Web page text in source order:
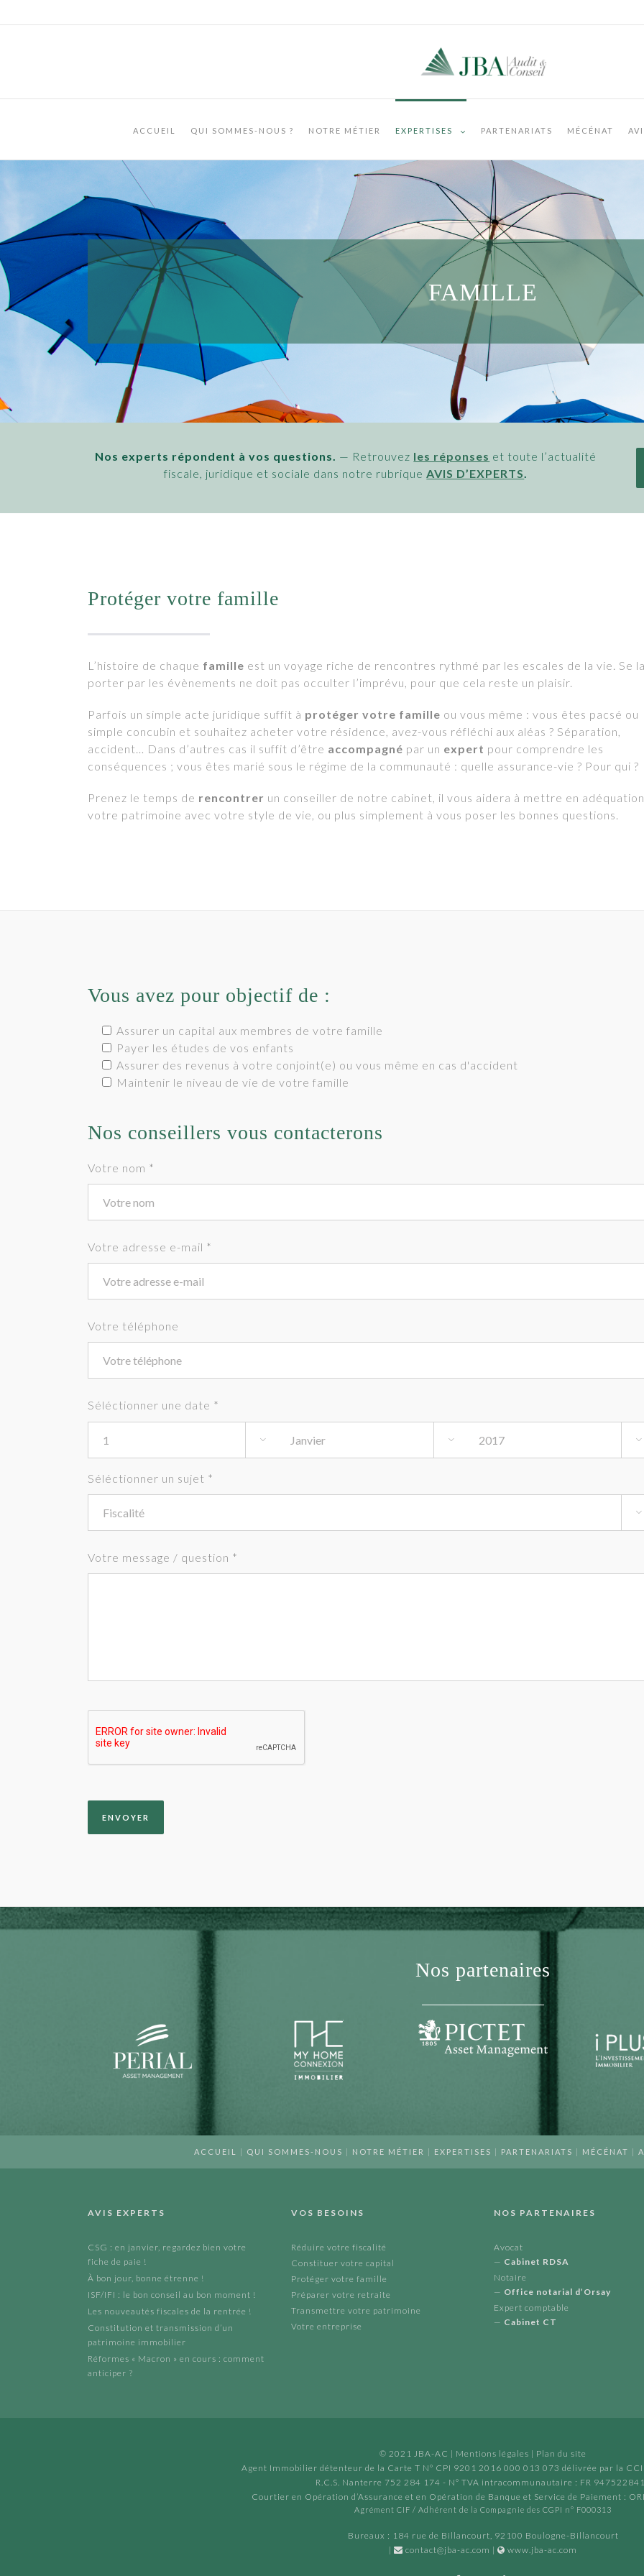
ACCUEIL QUI SOMMES-NOUS ? NOTRE MÉTIER EXPERTISES PARTENARIATS MÉCÉNAT
FAMILLE
Nos experts répondent à vos questions. — Retrouvez les réponses et toute l’actualité
fiscale, juridique et sociale dans notre rubrique AVIS D’EXPERTS
Protéger votre famille
L’histoire de chaque famille est un voyage riche de rencontres rythmé par les escales de la vie. Se
porter par les évènements ne doit pas occulter l’imprévu, pour que cela reste un plaisir.
Parfois un simple acte juridique suffit à protéger votre famille ou vous même : vous êtes pacsé ou
simple concubin et souhaitez acheter votre résidence, avez-vous réfléchi aux aléas ? Séparation,
accident… Dans d’autres cas il suffit d’être accompagné par un expert pour comprendre les
conséquences ; vous êtes marié sous le régime de la communauté : quelle assurance-vie ? Pour qui ?
Prenez le temps de rencontrer un conseiller de notre cabinet, il vous aidera à mettre en adéquation
votre patrimoine avec votre style de vie, ou plus simplement à vous poser les bonnes questions.
Vous avez pour objectif de :
Assurer un capital aux membres de votre famille
Payer les études de vos enfants
Assurer des revenus à votre conjoint(e) ou vous même en cas d'accident
Maintenir le niveau de vie de votre famille
Nos conseillers vous contacterons
Votre nom *
Votre adresse e-mail *
Votre téléphone
Séléctionner une date *
  
Séléctionner un sujet *

Votre message / question *
Nos partenaires
ACCUEIL | QUI SOMMES-NOUS | NOTRE MÉTIER | EXPERTISES | PARTENARIATS | MÉCÉNAT |
AVIS EXPERTS
CSG : en janvier, regardez bien votre
fiche de paie !
À bon jour, bonne étrenne !
ISF/IFI : le bon conseil au bon moment !
Les nouveautés fiscales de la rentrée !
Constitution et transmission d’un
patrimoine immobilier
Réformes « Macron » en cours : comment
anticiper ?
VOS BESOINS
Réduire votre fiscalité
Constituer votre capital
Protéger votre famille
Préparer votre retraite
Transmettre votre patrimoine
Votre entreprise
NOS PARTENAIRES
Avocat
— Cabinet RDSA
Notaire
— Office notarial d’Orsay
Expert comptable
— Cabinet CT
© 2021 JBA-AC | Mentions légales | Plan du site
Agent Immobilier détenteur de la Carte T N° CPI 9201 2016 000 013 073 délivrée par la CCI
R.C.S. Nanterre 752 284 174 - N° TVA intracommunautaire : FR
Courtier en Opération d’Assurance et en Opération de Banque et Service de Paiement :
Agrément CIF / Adhérent de la Compagnie des CGPI n° F000313
Bureaux : 184 rue de Billancourt, 92100 Boulogne-Billancourt
|
contact@jba-ac.com | www.jba-ac.com